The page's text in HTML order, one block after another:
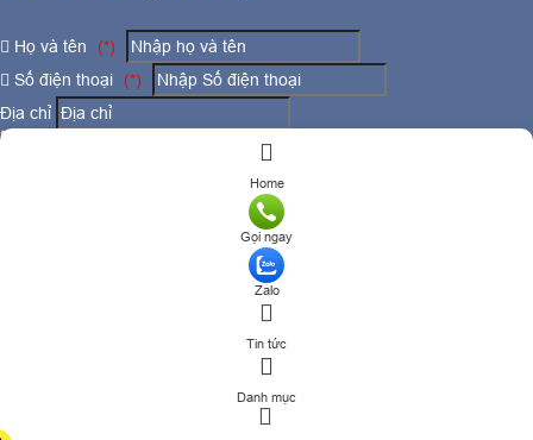
Home
Gọi ngay
Zalo
Tin tức
Danh mục
Họ và tên
(*)
Số điện thoại
(*)
Địa chỉ
TƯ VẤN DỊCH VỤ